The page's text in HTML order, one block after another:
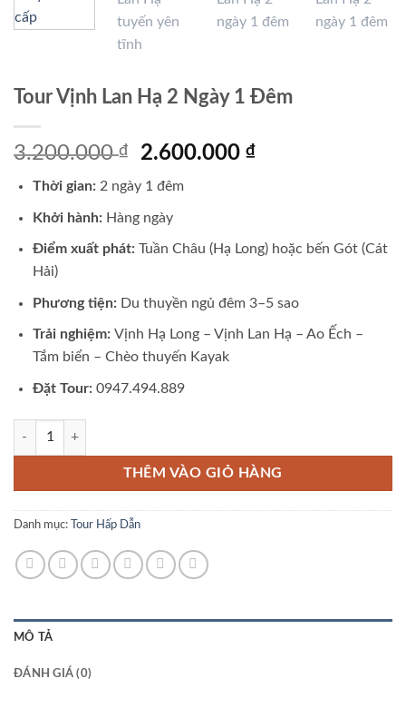
Tour Vịnh Lan Hạ 2 Ngày 1 Đêm
3.200.000₫
Giá
là:
3.200.000 ₫.
2.600.000₫Giá
2.600.000 ₫.
Thời gian:2 ngày 1 đêm
Khởi hành:Hàng ngày
Điểm xuất phát:Tuần Châu (Hạ Long) hoặc bến Gót (Cát
Hải)
Phương tiện:Du thuyền ngủ đêm 3–5 sao
Trải nghiệm: Vịnh Hạ Long – Vịnh Lan Hạ – Ao Ếch –
Tắm biển – Chèo thuyến Kayak
Đặt Tour:0947.494.889
Tour Vịnh Lan Hạ 2 Ngày 1 Đêm số lượng
THÊM VÀO GIỎ HÀNG
Danh mục: Tour Hấp Dẫn
MÔ TẢ
ĐÁNH GIÁ (0)